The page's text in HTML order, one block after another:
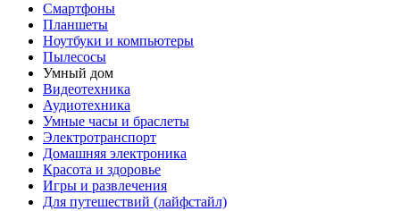
Смартфоны
Планшеты
Ноутбуки и компьютеры
Пылесосы
Умный дом
Видеотехника
Аудиотехника
Умные часы и браслеты
Электротранспорт
Домашняя электроника
Красота и здоровье
Игры и развлечения
Для путешествий (лайфстайл)